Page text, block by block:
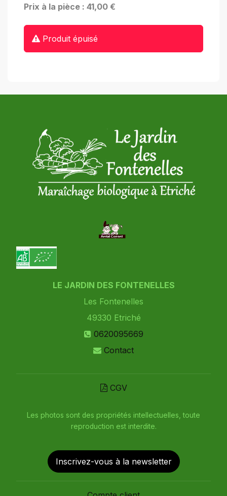
Prix à la pièce : 41,00 €
Produit épuisé
LE JARDIN DES FONTENELLES
Les Fontenelles
49330 Etriché
0620095669
Contact
CGV
Les photos sont des propriétés intellectuelles, toute
reproduction est interdite.
Inscrivez-vous à la newsletter